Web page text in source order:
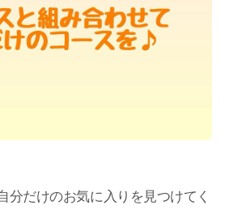
分だけのお気に入りを見つけてく